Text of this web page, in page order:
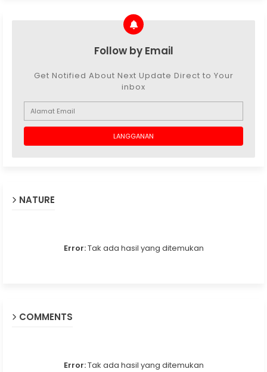
Follow by Email
Get Notified About Next Update Direct to Your
inbox
NATURE
Error:Tak ada hasil yang ditemukan
COMMENTS
Error:Tak ada hasil yang ditemukan